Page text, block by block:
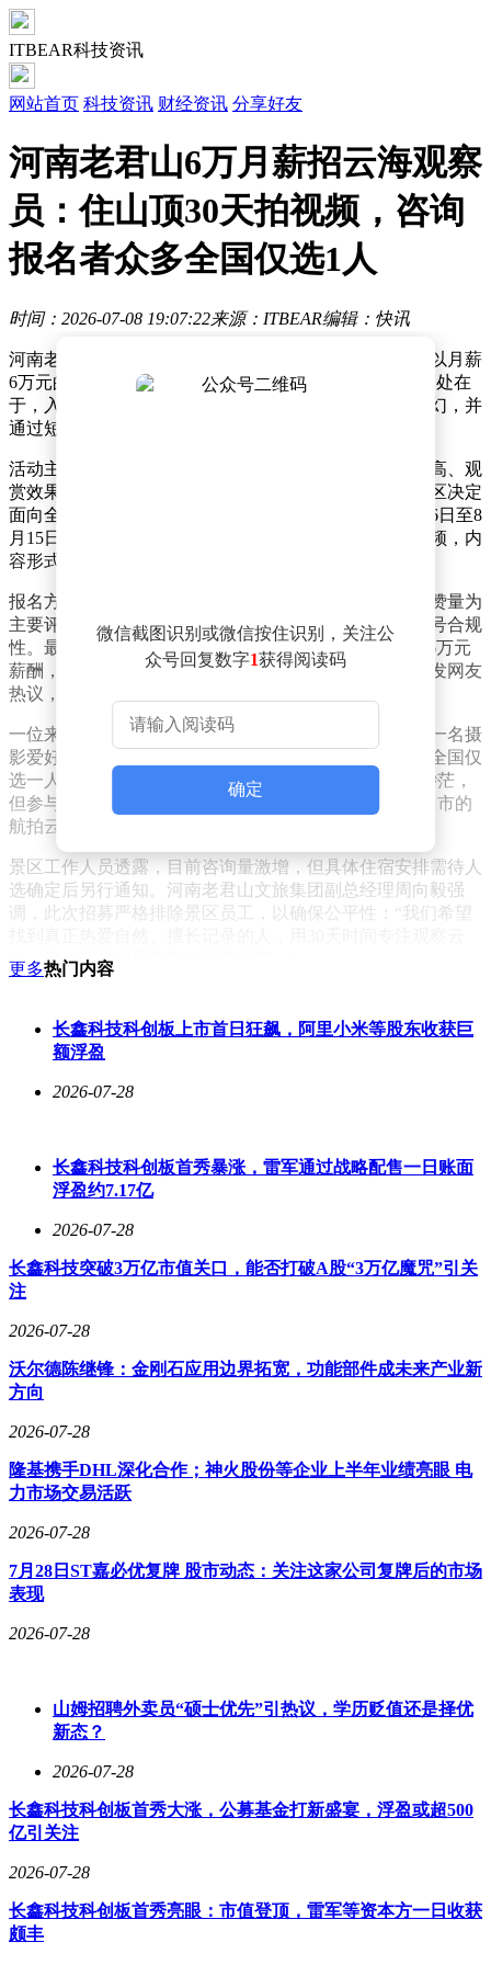
ITBEAR科技资讯
网站首页 科技资讯 财经资讯 分享好友
河南老君山6万月薪招云海观察
员：住山顶30天拍视频，咨询
报名者众多全国仅选1人
时间：2026-07-08 19:07:22来源：ITBEAR编辑：快讯
河南老君山景区近日推出一项别具一格的招募活动——以月薪
6万元的高薪聘请一名“云海观察员”。这一岗位的独特之处在
于，入选者需在老君山山顶驻留30天，全程记录云海变幻，并
通过短视频形式向公众分享这一自然奇观。
活动主办方表示，每年七八月是老君山云海出现频率最高、观
赏效果最佳的时段。为捕捉这一短暂而壮丽的景象，景区决定
面向全国网友公开招募观察员。入选者需在2026年7月16日至8
月15日期间入住山顶，每日拍摄并制作至少一条云海视频，内
容形式不限，但需附带指定话题标签参与评选。
报名方式要求参与者通过抖音平台发布原创视频，以点赞量为
主要评选标准，同时综合考量内容质量、传播效果及账号合规
性。最终胜出者将获得“老君山夏季云海观察员”称号及6万元
薪酬，食宿由景区全程负责。招募公告发布后，迅速引发网友
热议，首日已有数百人提交报名视频。
一位来自贵州的参与者李自周在接受采访时表示，他是一名摄
影爱好者，电脑中存有数千个云海相关视频。尽管知道全国仅
选一人，但他仍决定尝试：“看到招募信息时觉得机会渺茫，
但参与本身就不会留下遗憾。”他的报名视频展示了盘州市的
航拍云海景观，画面震撼。
景区工作人员透露，目前咨询量激增，但具体住宿安排需待人
选确定后另行通知。河南老君山文旅集团副总经理周向毅强
调，此次招募严格排除景区员工，以确保公平性：“我们希望
海，为公众呈现最真实的视觉盛宴。”
微信截图识别或微信按住识别，关注公
众号回复数字1获得阅读码
确定
更多热门内容
长鑫科技科创板上市首日狂飙，阿里小米等股东收获巨
额浮盈
2026-07-28
长鑫科技科创板首秀暴涨，雷军通过战略配售一日账面
浮盈约7.17亿
2026-07-28
长鑫科技突破3万亿市值关口，能否打破A股“3万亿魔咒”引关
注
2026-07-28
沃尔德陈继锋：金刚石应用边界拓宽，功能部件成未来产业新
方向
2026-07-28
隆基携手DHL深化合作；神火股份等企业上半年业绩亮眼 电
力市场交易活跃
2026-07-28
7月28日ST嘉必优复牌 股市动态：关注这家公司复牌后的市场
表现
2026-07-28
山姆招聘外卖员“硕士优先”引热议，学历贬值还是择优
新态？
2026-07-28
长鑫科技科创板首秀大涨，公募基金打新盛宴，浮盈或超500
亿引关注
2026-07-28
长鑫科技科创板首秀亮眼：市值登顶，雷军等资本方一日收获
颇丰